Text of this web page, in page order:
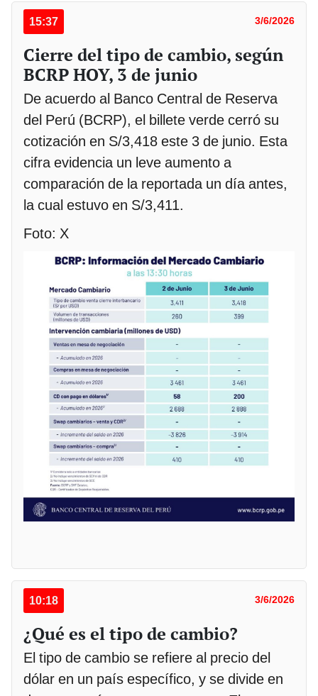
15:37 3/6/2026
Cierre del tipo de cambio, según
BCRP HOY, 3 de junio
De acuerdo al Banco Central de Reserva
del Perú (BCRP), el billete verde cerró su
cotización en S/3,418 este 3 de junio. Esta
cifra evidencia un leve aumento a
comparación de la reportada un día antes,
la cual estuvo en S/3,411.
Foto: X
10:18 3/6/2026
¿Qué es el tipo de cambio?
El tipo de cambio se refiere al precio del
dólar en un país específico, y se divide en